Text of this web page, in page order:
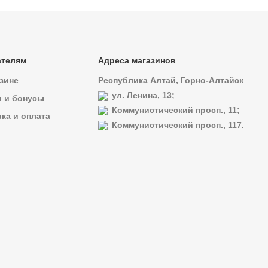
и бонусы
и оплата
Адреса магазинов
Республика Алтай, Горно-Алтайск
ул. Ленина, 13;
Коммунистический просп., 11;
Коммунистический просп., 117.